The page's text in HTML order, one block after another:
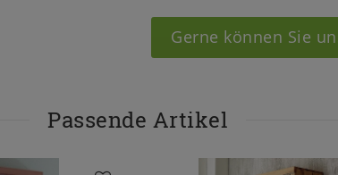
Gerne können Sie
Passende Artikel